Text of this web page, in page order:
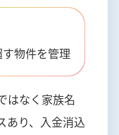
物件を管理
はなく家族名
あり、入金消込